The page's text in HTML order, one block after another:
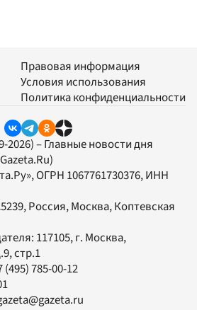
Правовая информация
Условия использования
Политика конфиденциальности
2026) – Главные новости дня
, ОГРН 1067761730376, ИНН
Россия, Москва, Коптевская
117105, г. Москва,
стр.1
(495) 785-00-12